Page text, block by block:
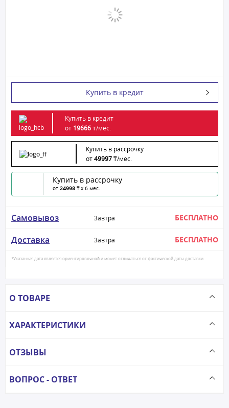
Купить в кредит
Купить в кредит
от 19666₸/мес.
Купить в рассрочку
от49997₸/мес.
Купить в рассрочку
от 24998 ₸ x 6 мес.
Самовывоз Завтра БЕСПЛАТНО
Доставка Завтра БЕСПЛАТНО
*Указанная дата является ориентировочной и может отличаться от фактической даты доставки
О ТОВАРЕ
ХАРАКТЕРИСТИКИ
ОТЗЫВЫ
ВОПРОС - ОТВЕТ